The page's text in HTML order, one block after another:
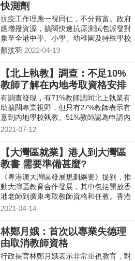
快測劑
抗疫工作理應一視同仁，不分貧富。政府
應增撥資源，擴闊快速抗原測試包派發對
象至全港中學、小學、幼稚園及特殊學校
的學生。
顏汶羽 2022-04-19
【北上執教】調查：不足10%
教師了解在內地考取資格安排
有調查發現，有71%教師認同北上執業有
助擴闊專業視野，但只有27%教師表示有
意到內地學校執教。51%教師認為申請內
地教師資認證程序繁複。
2021-07-12
【大灣區就業】港人到大灣區
教書 需要準備甚麼?
《粵港澳大灣區發展規劃綱要》提到，推
動大灣區教育合作發展，其中包括開放香
港老師到廣東考取教師資格和任教。香港
教師或準教師到內地教中小學，要在內地
執教資格。
2021-04-14
林鄭月娥：首次以專業失德理
由取消教師資格
行政長官林鄭月娥表示非常重視教育，對